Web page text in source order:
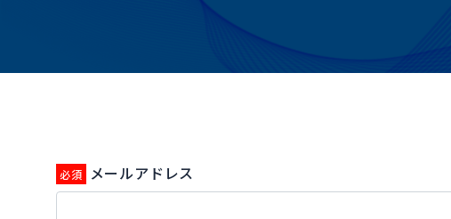
メールアドレス